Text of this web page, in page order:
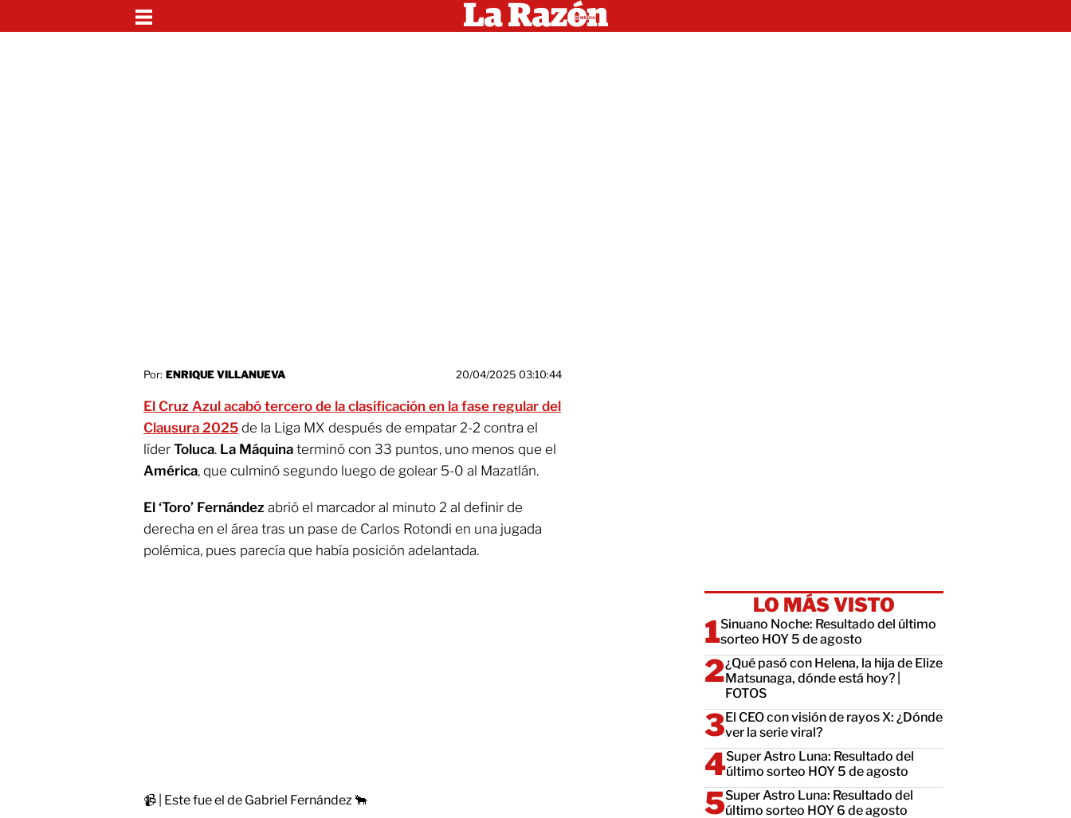
Por: ENRIQUE VILLANUEVA 20/04/2025 03:10:44
El Cruz Azul acabó tercero de la clasificación en la fase regular del
Clausura 2025 de la Liga MX después de empatar 2-2 contra el
líder Toluca. La Máquina terminó con 33 puntos, uno menos que el
América, que culminó segundo luego de golear 5-0 al Mazatlán.
El ‘Toro’ Fernández abrió el marcador al minuto 2 al definir de
derecha en el área tras un pase de Carlos Rotondi en una jugada
polémica, pues parecía que había posición adelantada.
📹 | Este fue el de Gabriel Fernández 🐂
LO MÁS VISTO
Sinuano Noche: Resultado del último
sorteo HOY 5 de agosto
¿Qué pasó con Helena, la hija de Elize
Matsunaga, dónde está hoy? |
FOTOS
El CEO con visión de rayos X: ¿Dónde
ver la serie viral?
Super Astro Luna: Resultado del
último sorteo HOY 5 de agosto
Super Astro Luna: Resultado del
último sorteo HOY 6 de agosto